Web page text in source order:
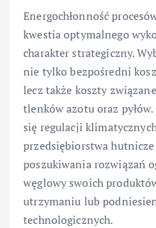
Energochłonność
kwestia optymalnego
charakter strategiczny.
nie tylko bezpośredni
lecz także koszty
tlenków azotu oraz
się regulacji
przedsiębiorstwa
poszukiwania rozwiązań
węglowy swoich
utrzymaniu lub
technologicznych.